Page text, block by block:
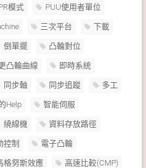
模式 PUU使用者單位
三次平台 下載
倒單擺 凸輪對位
凸輪曲線 即時系統
同步軸 同步追蹤 多工
Help 智能伺服
繞線機 資料存放路徑
控制 電子凸輪
格努斯效應 高速比較(CMP)